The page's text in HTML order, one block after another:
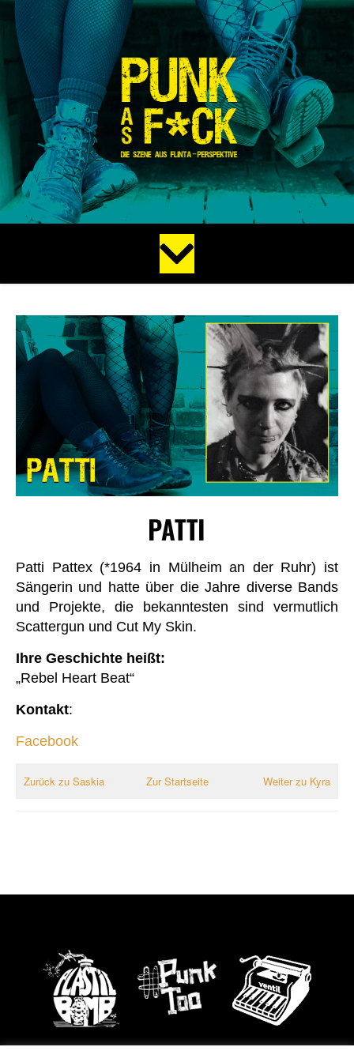
PATTI
Patti Pattex (*1964 in Mülheim an der Ruhr) ist
Sängerin und hatte über die Jahre diverse Bands
und Projekte, die bekanntesten sind vermutlich
Scattergun und Cut My Skin.
Ihre Geschichte heißt:
„Rebel Heart Beat“
Kontakt:
Facebook
Zurück zu Saskia Zur Startseite Weiter zu Kyra